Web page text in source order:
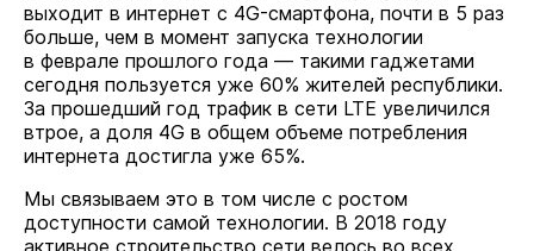
выходит в интернет с 4G-смартфона, почти в 5 раз
больше, чем в момент запуска технологии
в феврале прошлого года — такими гаджетами
сегодня пользуется уже 60% жителей республики.
За прошедший год трафик в сети LTE увеличился
втрое, а доля 4G в общем объеме потребления
интернета достигла уже 65%.
Мы связываем это в том числе с ростом
доступности самой технологии. В 2018 году